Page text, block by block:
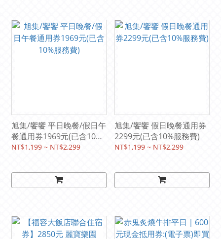
旭集/饗饗 平日晚餐/假日午
餐通用券1969元(已含10%
服務費)
NT$1,199 ~ NT$2,299
旭集/饗饗 假日晚餐通用券
2299元(已含10%服務費)
NT$1,199 ~ NT$2,299